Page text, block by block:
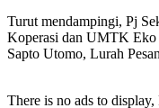
Turut mendampingi, Pj
Koperasi dan UMTK
Sapto Utomo, Lurah
There is no ads to display,